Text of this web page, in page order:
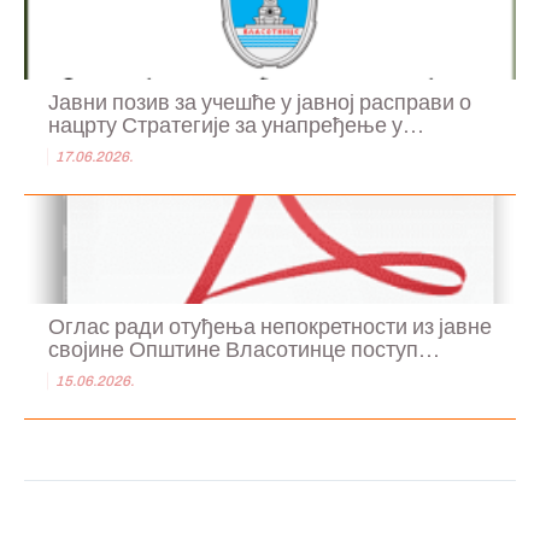
Јавни позив за учешће у јавној расправи о
нацрту Стратегије за унапређење у...
17.06.2026.
Оглас ради отуђења непокретности из јавне
својине Општине Власотинце поступ...
15.06.2026.